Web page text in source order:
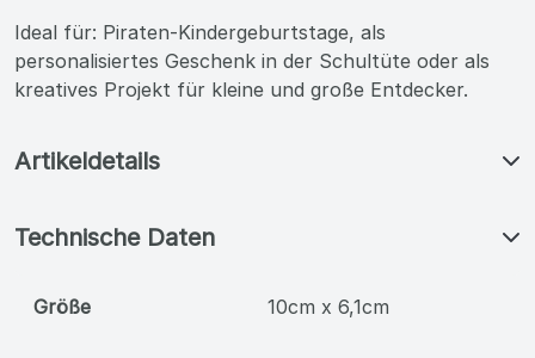
Ideal für: Piraten-Kindergeburtstage, als
personalisiertes Geschenk in der Schultüte oder als
kreatives Projekt für kleine und große Entdecker.
Artikeldetails
Technische Daten
Größe 10cm x 6,1cm